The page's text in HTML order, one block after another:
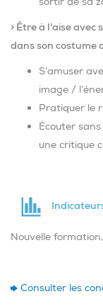
> Être à l'aise
dans son costume
S’amuser
image /
Pratiquer le
Écouter
une critique
Nouvelle
Consulter les